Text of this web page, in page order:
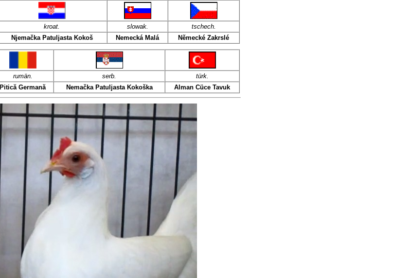
kroat. slowak.
tschech.
Njemačka Patuljasta Kokoš Nemecká Malá Německé Zakrslé
rumän. serb. türk.
Pitică Germană Nemačka Patuljasta Kokoška Alman Cüce Tavuk